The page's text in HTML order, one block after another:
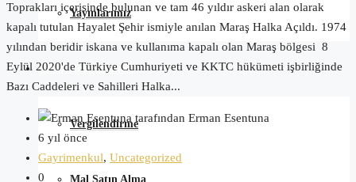
Yayınlarımız
Satın Alma Rehberi
Vergilendirme
Mal Satın Alma
Toprakları içerisinde bulunan ve tam 46 yıldır askeri alan olarak
kapalı tutulan Hayalet Şehir ismiyle anılan Maraş Halka Açıldı. 1974
yılından beridir iskana ve kullanıma kapalı olan Maraş bölgesi 8
Eylül 2020'de Türkiye Cumhuriyeti ve KKTC hükümeti işbirliğinde
Bazı Caddeleri ve Sahilleri Halka...
tarafından Erman Esentuna
6 yıl önce
Gayrimenkul, Uncategorized
0